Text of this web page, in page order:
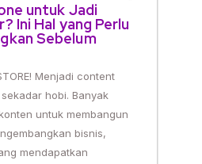
untuk Jadi
Ini Hal yang Perlu
Sebelum
Menjadi content
hobi. Banyak
untuk membangun
bisnis,
mendapatkan